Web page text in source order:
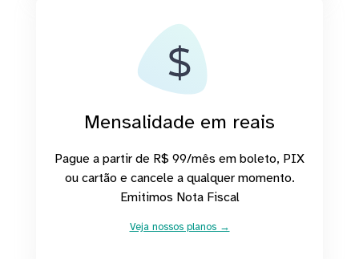
Mensalidade em reais
Pague a partir de R$ 99/mês em boleto, PIX
ou cartão e cancele a qualquer momento.
Emitimos Nota Fiscal
Veja nossos planos →